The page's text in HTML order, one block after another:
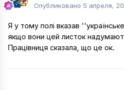
Опубликовано 5 апреля,
Я у тому полі вказав
якщо вони цей листок
Працівниця сказала, що це ок.